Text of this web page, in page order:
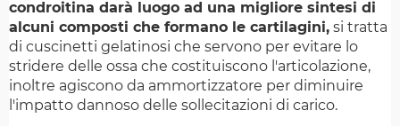
condroitina darà luogo ad una migliore sintesi di
alcuni composti che formano le cartilagini, si tratta
di cuscinetti gelatinosi che servono per evitare lo
stridere delle ossa che costituiscono l'articolazione,
inoltre agiscono da ammortizzatore per diminuire
l'impatto dannoso delle sollecitazioni di carico.